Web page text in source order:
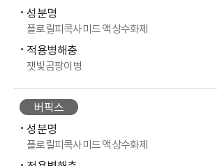
성분명
플로릴피콕사미드 액상수화제
적용병해충
잿빛곰팡이병
버픽스
성분명
플로릴피콕사미드 액상수화제